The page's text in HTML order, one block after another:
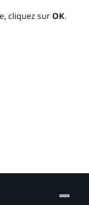
cliquez sur OK.